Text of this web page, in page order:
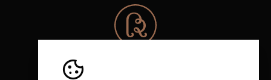
Todos los derechos reservados.